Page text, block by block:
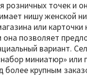
розничных точек и
нишу женской
или карточки
позволяет
вариант.
миниатюр» или
более крупным